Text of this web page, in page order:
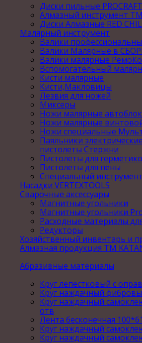
Диски пильные PROCRAFT
Алмазный инструмент
Диски Алмазные RED
Малярный инструмент
Валики
Валики Малярные в
Валики малярные
Вспомогательный
Кисти малярные
Кисти,Макловицы
Лезвия для ножей
Миксеры
Ножи малярные
Ножи малярные
Ножи специальные
Паяльники
пистолеты Стержни
Пистолеты для
Пистолеты для пены
Специальный инструмент
Насадки VERTEXTOOLS
Сварочные аксессуары
Магнитные угольники
Магнитные угольники
Расходные материалы
Редукторы
Хозяйственный инвентарь и
Алмазная продукция ТМ
Абразивные материалы
Круг лепестковый с
Круг наждачный
Круг наждачный
отв
Лента бесконечная
Круг наждачный
Круг наждачный